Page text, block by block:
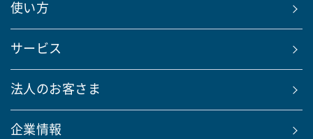
使い方
サービス
法人のお客さま
企業情報